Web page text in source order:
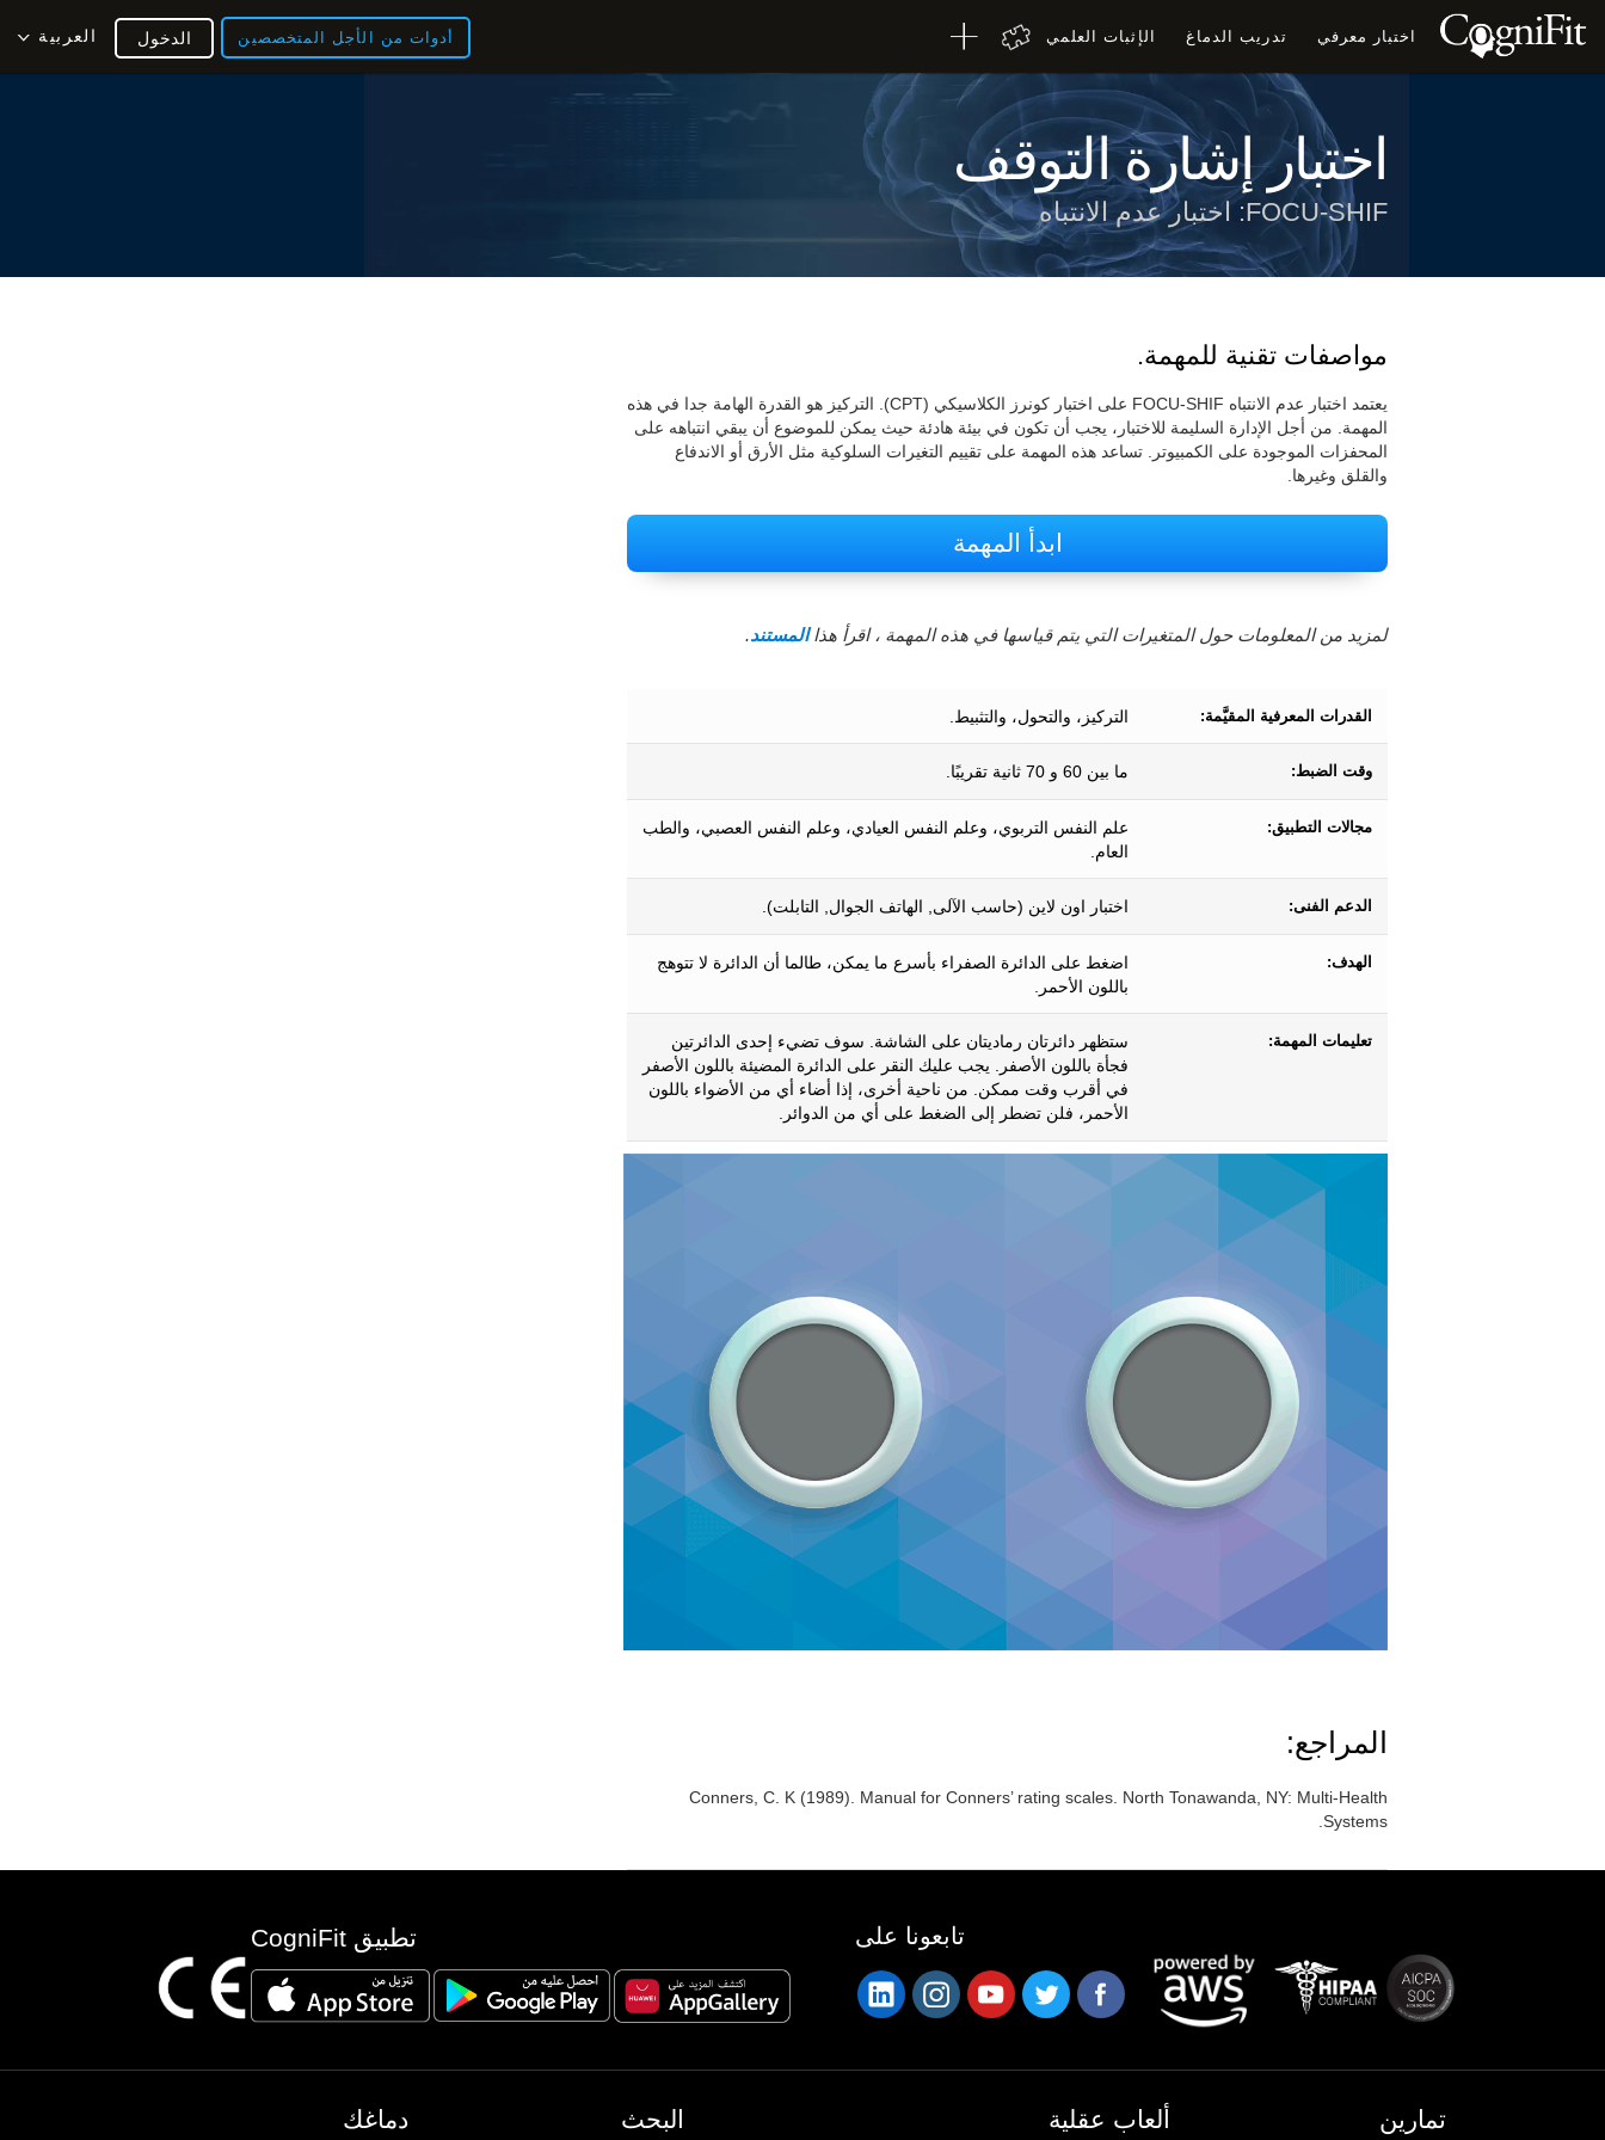
اختبار معرفي تدريب الدماغ الإثبات العلمي أدوات من الأجل المتخصصين العربية الدخول
اختبار إشارة التوقف
FOCU-SHIF: اختبار عدم الانتباه
مواصفات تقنية للمهمة.
يعتمد اختبار عدم الانتباه FOCU-SHIF على اختبار كونرز الكلاسيكي (CPT). التركيز هو القدرة الهامة جدا في هذه
المهمة. من أجل الإدارة السليمة للاختبار، يجب أن تكون في بيئة هادئة حيث يمكن للموضوع أن يبقي انتباهه على
المحفزات الموجودة على الكمبيوتر. تساعد هذه المهمة على تقييم التغيرات السلوكية مثل الأرق أو الاندفاع
والقلق وغيرها.
ابدأ المهمة
لمزيد من المعلومات حول المتغيرات التي يتم قياسها في هذه المهمة ، اقرأ هذاالمستند.
القدرات المعرفية المقيَّمة: التركيز، والتحول، والتثبيط.
وقت الضبط: ما بين 60 و 70 ثانية تقريبًا.
مجالات التطبيق:
علم النفس التربوي، وعلم النفس العيادي، وعلم النفس العصبي، والطب
العام.
الدعم الفنى: اختبار اون لاين (حاسب الآلى, الهاتف الجوال, التابلت).
الهدف:
اضغط على الدائرة الصفراء بأسرع ما يمكن، طالما أن الدائرة لا تتوهج
باللون الأحمر.
تعليمات المهمة:
ستظهر دائرتان رماديتان على الشاشة. سوف تضيء إحدى الدائرتين
فجأة باللون الأصفر. يجب عليك النقر على الدائرة المضيئة باللون الأصفر
في أقرب وقت ممكن. من ناحية أخرى، إذا أضاء أي من الأضواء باللون
الأحمر، فلن تضطر إلى الضغط على أي من الدوائر.
المراجع:
Conners, C. K (1989). Manual for Conners’ rating scales. North Tonawanda, NY: Multi-Health
Systems.
تطبيق CogniFit تابعونا على
دماغك البحث ألعاب عقلية تمارين